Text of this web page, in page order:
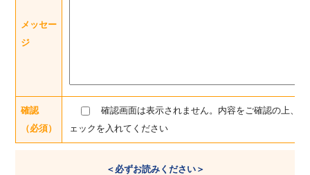
メッセー
ジ
確認
（必須）
確認画面は表示されません。内容をご確認の上、チ
ェックを入れてください
＜必ずお読みください＞